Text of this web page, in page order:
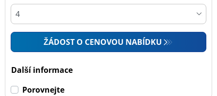
ŽÁDOST O CENOVOU NABÍDKU
Další informace
Porovnejte